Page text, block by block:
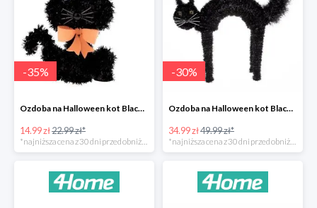
-35%
Ozdoba na Halloween kot Blackie -35%
14.99 zł22.99 zł*
-30%
Ozdoba na Halloween kot Black -35%
34.99 zł49.99 zł*